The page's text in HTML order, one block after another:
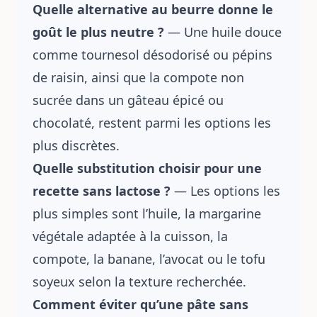
Quelle alternative au beurre donne le
goût le plus neutre ? — Une huile douce
comme tournesol désodorisé ou pépins
de raisin, ainsi que la compote non
sucrée dans un gâteau épicé ou
chocolaté, restent parmi les options les
plus discrètes.
Quelle substitution choisir pour une
recette sans lactose ? — Les options les
plus simples sont l’huile, la margarine
végétale adaptée à la cuisson, la
compote, la banane, l’avocat ou le tofu
soyeux selon la texture recherchée.
Comment éviter qu’une pâte sans